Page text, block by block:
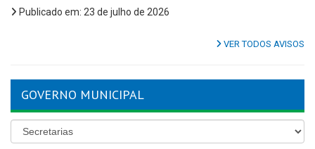
Publicado em: 23 de julho de 2026
VER TODOS AVISOS
GOVERNO MUNICIPAL